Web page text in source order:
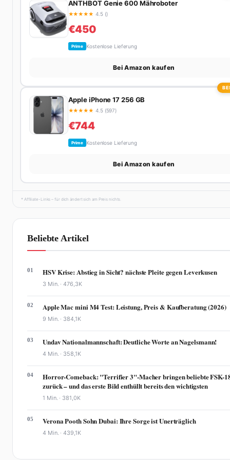
ANTHBOT Genie 600 Mähroboter
★★★★★ 4.5 ()
€450
Prime Kostenlose Lieferung
Bei Amazon kaufen
Apple iPhone 17 256 GB
★★★★★ 4.5 (597)
€744
Prime Kostenlose Lieferung
Bei Amazon kaufen
* Affiliate-Links – für dich ändert sich am Preis nichts.
Beliebte Artikel
01 HSV Krise: Abstieg in Sicht? nächste Pleite gegen Leverkusen
3 Min. ·476,3K
02 Apple Mac mini M4 Test: Leistung, Preis & Kaufberatung (2026)
9 Min. · 384,1K
03 Undav Nationalmannschaft: Deutliche Worte an Nagelsmann!
4 Min. · 358,1K
04
Horror-Comeback: "Terrifier 3"-Macher bringen beliebte FSK-
zurück – und das erste Bild enthüllt bereits den wichtigsten
1 Min. · 381,0K
05 Verona Pooth Sohn Dubai: Ihre Sorge ist Unerträglich
4 Min. ·439,1K